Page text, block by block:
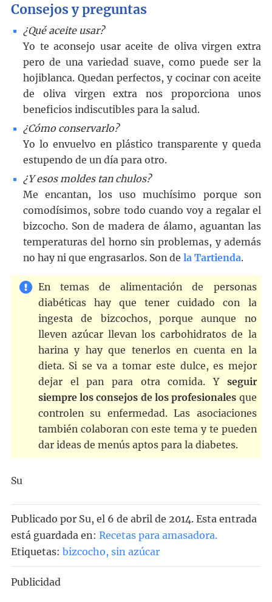
Consejos y preguntas
¿Qué aceite usar?
Yo te aconsejo usar aceite de oliva virgen extra
pero de una variedad suave, como puede ser la
hojiblanca. Quedan perfectos, y cocinar con aceite
de oliva virgen extra nos proporciona unos
beneficios indiscutibles para la salud.
¿Cómo conservarlo?
Yo lo envuelvo en plástico transparente y queda
estupendo de un día para otro.
¿Y esos moldes tan chulos?
Me encantan, los uso muchísimo porque son
comodísimos, sobre todo cuando voy a regalar el
bizcocho. Son de madera de álamo, aguantan las
temperaturas del horno sin problemas, y además
no hay ni que engrasarlos. Son de la Tartienda.
En temas de alimentación de personas
diabéticas hay que tener cuidado con la
ingesta de bizcochos, porque aunque no
lleven azúcar llevan los carbohidratos de la
harina y hay que tenerlos en cuenta en la
dieta. Si se va a tomar este dulce, es mejor
dejar el pan para otra comida. Y seguir
siempre los consejos de los profesionales que
controlen su enfermedad. Las asociaciones
también colaboran con este tema y te pueden
dar ideas de menús aptos para la diabetes.
Su
Publicado por Su, el 6 de abril de 2014. Esta entrada
está guardada en: Recetas para amasadora.
Etiquetas: bizcocho, sin azúcar
Publicidad